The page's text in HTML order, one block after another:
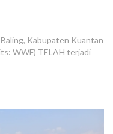
Kabupaten Kuantan
WWF) TELAH terjadi